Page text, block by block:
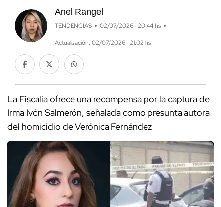
Anel Rangel
TENDENCIAS 02/07/2026 · 20:44 hs
Actualización: 02/07/2026 · 21:02 hs
La Fiscalía ofrece una recompensa por la captura de
Irma Ivón Salmerón, señalada como presunta autora
del homicidio de Verónica Fernández